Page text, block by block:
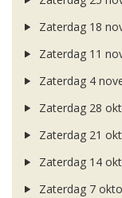
Zaterdag 18
Zaterdag 11
Zaterdag 4
Zaterdag 28
Zaterdag 21
Zaterdag 14
Zaterdag 7